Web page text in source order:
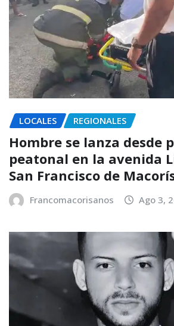
LOCALES REGIONALES
Hombre se lanza desde
peatonal en la avenida
San Francisco de
Francomacorisanos Ago 3,